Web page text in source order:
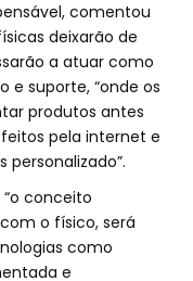
comentou
deixarão de
a atuar como
e suporte, “onde os
produtos antes
pela internet e
conceito
o físico, será
como
e